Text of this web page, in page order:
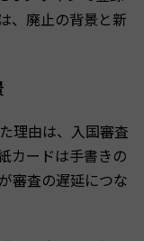
、廃止の背景と新
理由は、入国審査
カードは手書きの
審査の遅延につな